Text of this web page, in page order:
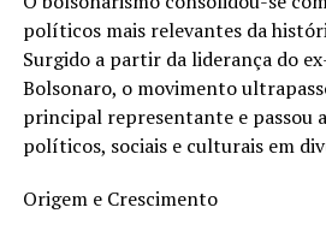
visões políticas diferentes das que
da sigla.
Críticas e Desgaste
O PT também carrega o impacto
escândalos de corrupção que
políticos mais relevantes da
Surgido a partir da liderança do
Bolsonaro, o movimento
principal representante e passou
políticos, sociais e culturais em
Origem e Crescimento